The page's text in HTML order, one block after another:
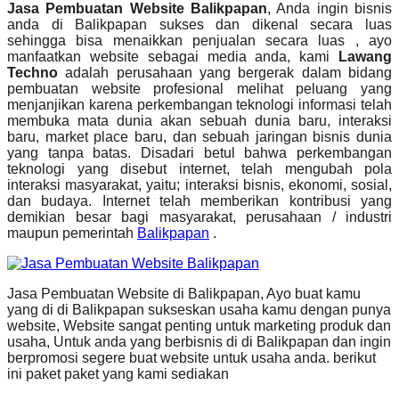
Jasa Pembuatan Website Balikpapan, Anda ingin bisnis
anda di Balikpapan sukses dan dikenal secara luas
sehingga bisa menaikkan penjualan secara luas , ayo
manfaatkan website sebagai media anda, kami
Lawang
Techno adalah perusahaan yang bergerak dalam bidang
pembuatan website profesional melihat peluang yang
menjanjikan karena perkembangan teknologi informasi telah
membuka mata dunia akan sebuah dunia baru, interaksi
baru, market place baru, dan sebuah jaringan bisnis dunia
yang tanpa batas. Disadari betul bahwa perkembangan
teknologi yang disebut internet, telah mengubah pola
interaksi masyarakat, yaitu; interaksi bisnis, ekonomi, sosial,
dan budaya. Internet telah memberikan kontribusi yang
demikian besar bagi masyarakat, perusahaan / industri
maupun pemerintah Balikpapan .
Jasa Pembuatan Website di Balikpapan, Ayo buat kamu
yang di di Balikpapan sukseskan usaha kamu dengan punya
website, Website sangat penting untuk marketing produk dan
usaha, Untuk anda yang berbisnis di di Balikpapan dan ingin
berpromosi segere buat website untuk usaha anda. berikut
ini paket paket yang kami sediakan